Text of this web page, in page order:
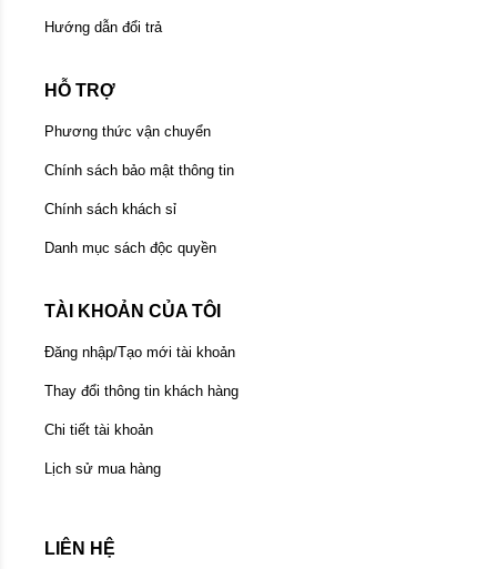
Hướng dẫn đổi trả
HỖ TRỢ
Phương thức vận chuyển
Chính sách bảo mật thông tin
Chính sách khách sỉ
Danh mục sách độc quyền
TÀI KHOẢN CỦA TÔI
Đăng nhập/Tạo mới tài khoản
Thay đổi thông tin khách hàng
Chi tiết tài khoản
Lịch sử mua hàng
LIÊN HỆ